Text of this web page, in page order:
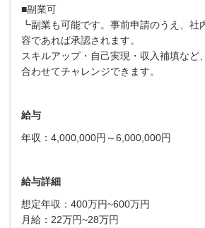
■副業可
┗副業も可能です。事前申請のうえ、社
容であれば承認されます。
スキルアップ・自己実現・収入補填など
合わせてチャレンジできます。
給与
年収：4,000,000円～6,000,000円
給与詳細
想定年収：400万円~600万円
月給：22万円~28万円